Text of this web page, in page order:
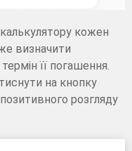
кожен
визначити
її погашення.
на кнопку
розгляду